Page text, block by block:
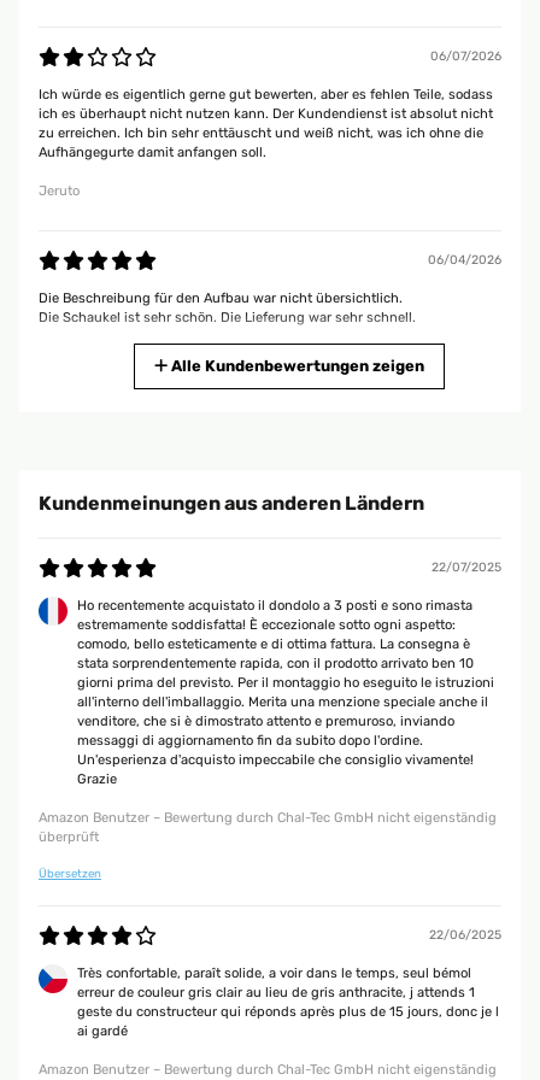
06/07/2026
Ich würde es eigentlich gerne gut bewerten, aber es fehlen Teile, sodass
ich es überhaupt nicht nutzen kann. Der Kundendienst ist absolut nicht
zu erreichen. Ich bin sehr enttäuscht und weiß nicht, was ich ohne die
Aufhängegurte damit anfangen soll.
Jeruto
06/04/2026
Die Beschreibung für den Aufbau war nicht übersichtlich.
Die Schaukel ist sehr schön. Die Lieferung war sehr schnell.
Die Beschreibung für den Aufbau war nicht übersichtlich.
Die Schaukel ist sehr schön. Die Lieferung war sehr schnell.
06/04/2026
Die Schaukel ist sehr schön. Die Lieferung war sehr schnell.
Die Schaukel ist sehr schön. Die Lieferung war sehr schnell.
Alle Kundenbewertungen zeigen
Kundenmeinungen aus anderen Ländern
22/07/2025
Ho recentemente acquistato il dondolo a 3 posti e sono rimasta
estremamente soddisfatta! È eccezionale sotto ogni aspetto:
comodo, bello esteticamente e di ottima fattura. La consegna è
stata sorprendentemente rapida, con il prodotto arrivato ben 10
giorni prima del previsto. Per il montaggio ho eseguito le istruzioni
all'interno dell'imballaggio. Merita una menzione speciale anche il
venditore, che si è dimostrato attento e premuroso, inviando
messaggi di aggiornamento fin da subito dopo l'ordine.
Un'esperienza d'acquisto impeccabile che consiglio vivamente!
Grazie
Amazon Benutzer – Bewertung durch Chal-Tec GmbH nicht eigenständig
überprüft
Übersetzen
22/06/2025
Très confortable, paraît solide, a voir dans le temps, seul bémol
erreur de couleur gris clair au lieu de gris anthracite, j attends 1
geste du constructeur qui réponds après plus de 15 jours, donc je l
ai gardé
Amazon Benutzer – Bewertung durch Chal-Tec GmbH nicht eigenständig